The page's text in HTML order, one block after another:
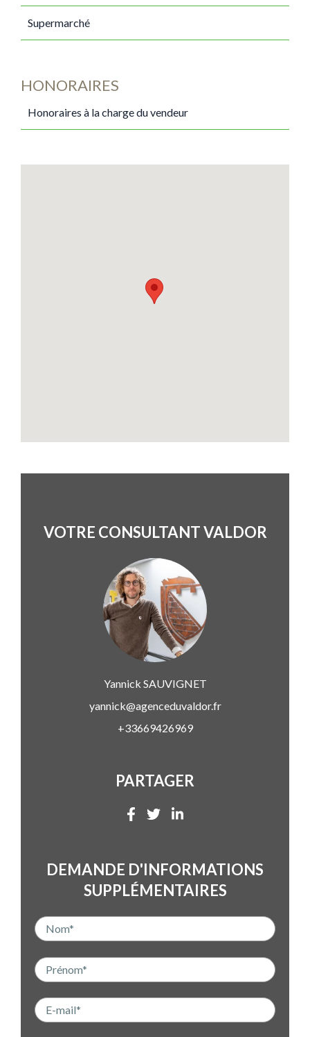
Supermarché
HONORAIRES
Honoraires à la charge du vendeur
VOTRE CONSULTANT VALDOR
Yannick SAUVIGNET
yannick@agenceduvaldor.fr
+33669426969
PARTAGER
DEMANDE D'INFORMATIONS
SUPPLÉMENTAIRES